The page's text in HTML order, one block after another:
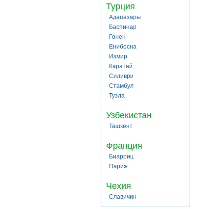
Турция
Адапазары
Баспинар
Гонен
Енибосна
Измир
Каратай
Силиври
Стамбул
Тузла
Узбекистан
Ташкент
Франция
Биарриц
Париж
Чехия
Славичин